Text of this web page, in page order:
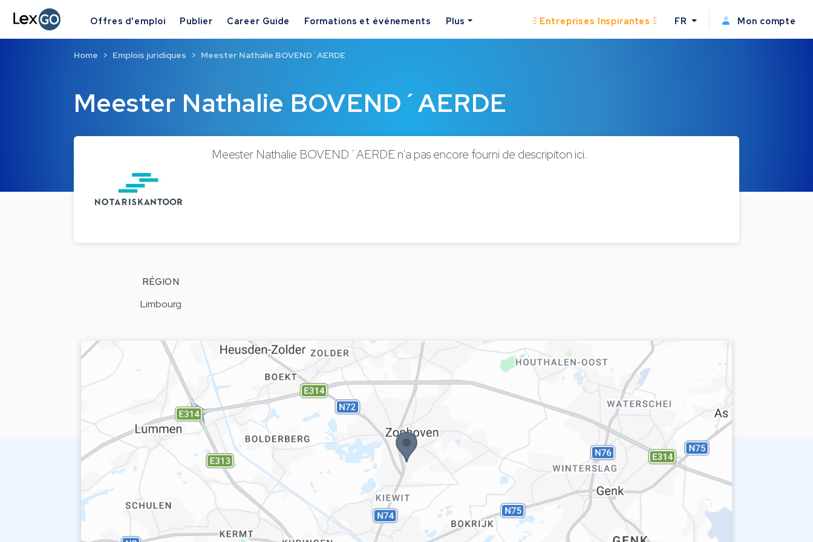
Offres d'emploi Publier Career Guide Formations et événements Plus Entreprises Inspirantes FR Mon compte
Meester Nathalie BOVEND´AERDE
Home Emplois juridiques Meester Nathalie BOVEND´AERDE
Meester Nathalie BOVEND´AERDE n'a pas encore fourni de descripiton ici.
RÉGION
Limbourg